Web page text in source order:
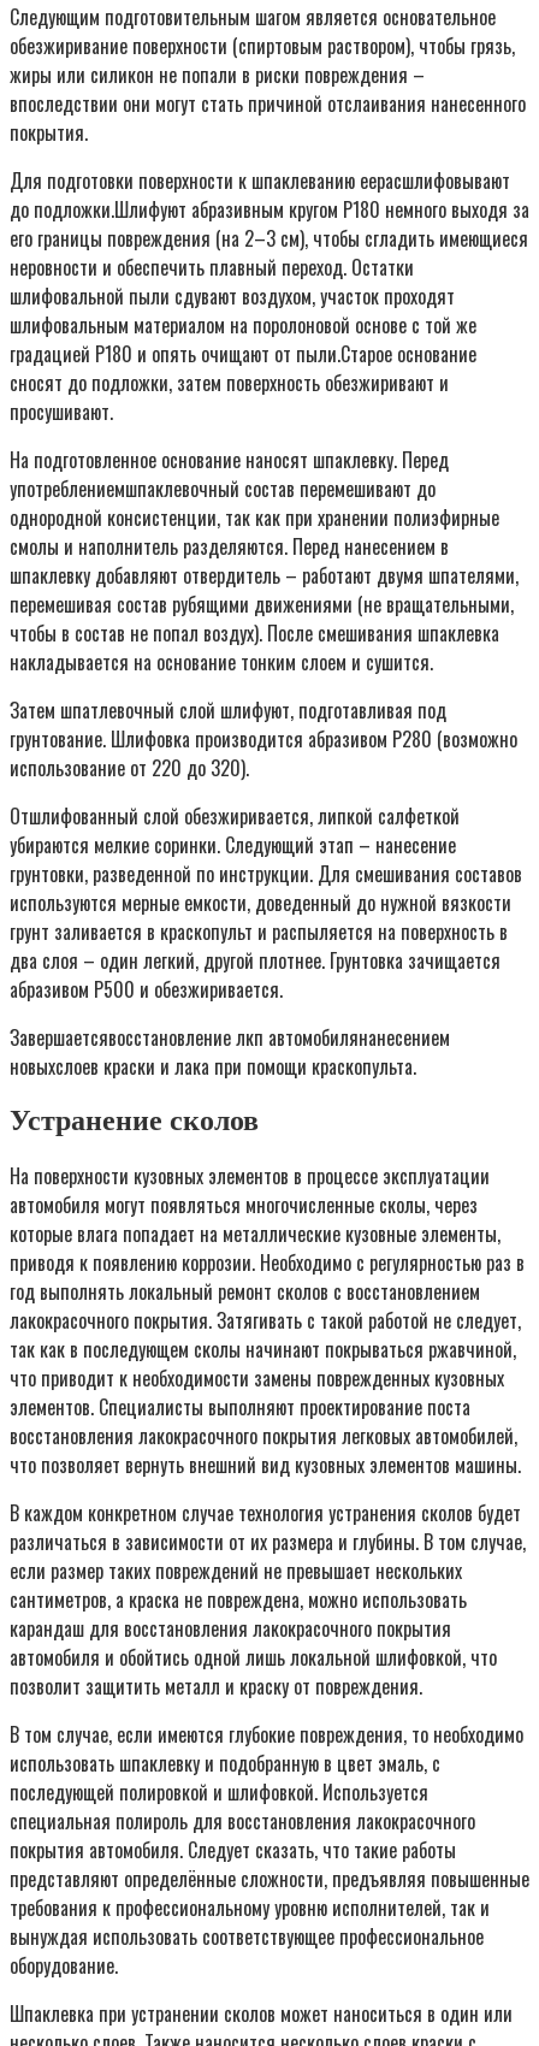
Следующим подготовительным шагом является основательное
обезжиривание поверхности (спиртовым раствором), чтобы грязь,
жиры или силикон не попали в риски повреждения –
впоследствии они могут стать причиной отслаивания нанесенного
покрытия.
Для подготовки поверхности к шпаклеванию еерасшлифовывают
до подложки.Шлифуют абразивным кругом Р180 немного выходя за
его границы повреждения (на 2–3 см), чтобы сгладить имеющиеся
неровности и обеспечить плавный переход. Остатки
шлифовальной пыли сдувают воздухом, участок проходят
шлифовальным материалом на поролоновой основе с той же
градацией Р180 и опять очищают от пыли.Старое основание
сносят до подложки, затем поверхность обезжиривают и
просушивают.
На подготовленное основание наносят шпаклевку. Перед
употреблениемшпаклевочный состав перемешивают до
однородной консистенции, так как при хранении полиэфирные
смолы и наполнитель разделяются. Перед нанесением в
шпаклевку добавляют отвердитель – работают двумя шпателями,
перемешивая состав рубящими движениями (не вращательными,
чтобы в состав не попал воздух). После смешивания шпаклевка
накладывается на основание тонким слоем и сушится.
Затем шпатлевочный слой шлифуют, подготавливая под
грунтование. Шлифовка производится абразивом Р280 (возможно
использование от 220 до 320).
Отшлифованный слой обезжиривается, липкой салфеткой
убираются мелкие соринки. Следующий этап – нанесение
грунтовки, разведенной по инструкции. Для смешивания составов
используются мерные емкости, доведенный до нужной вязкости
грунт заливается в краскопульт и распыляется на поверхность в
два слоя – один легкий, другой плотнее. Грунтовка зачищается
абразивом Р500 и обезжиривается.
Завершаетсявосстановление лкп автомобилянанесением
новыхслоев краски и лака при помощи краскопульта.
Устранение сколов
На поверхности кузовных элементов в процессе эксплуатации
автомобиля могут появляться многочисленные сколы, через
которые влага попадает на металлические кузовные элементы,
приводя к появлению коррозии. Необходимо с регулярностью раз в
год выполнять локальный ремонт сколов с восстановлением
лакокрасочного покрытия. Затягивать с такой работой не следует,
так как в последующем сколы начинают покрываться ржавчиной,
что приводит к необходимости замены поврежденных кузовных
элементов. Специалисты выполняют проектирование поста
восстановления лакокрасочного покрытия легковых автомобилей,
что позволяет вернуть внешний вид кузовных элементов машины.
В каждом конкретном случае технология устранения сколов будет
различаться в зависимости от их размера и глубины. В том случае,
если размер таких повреждений не превышает нескольких
сантиметров, а краска не повреждена, можно использовать
карандаш для восстановления лакокрасочного покрытия
автомобиля и обойтись одной лишь локальной шлифовкой, что
позволит защитить металл и краску от повреждения.
В том случае, если имеются глубокие повреждения, то необходимо
использовать шпаклевку и подобранную в цвет эмаль, с
последующей полировкой и шлифовкой. Используется
специальная полироль для восстановления лакокрасочного
покрытия автомобиля. Следует сказать, что такие работы
представляют определённые сложности, предъявляя повышенные
требования к профессиональному уровню исполнителей, так и
вынуждая использовать соответствующее профессиональное
оборудование.
Шпаклевка при устранении сколов может наноситься в один или